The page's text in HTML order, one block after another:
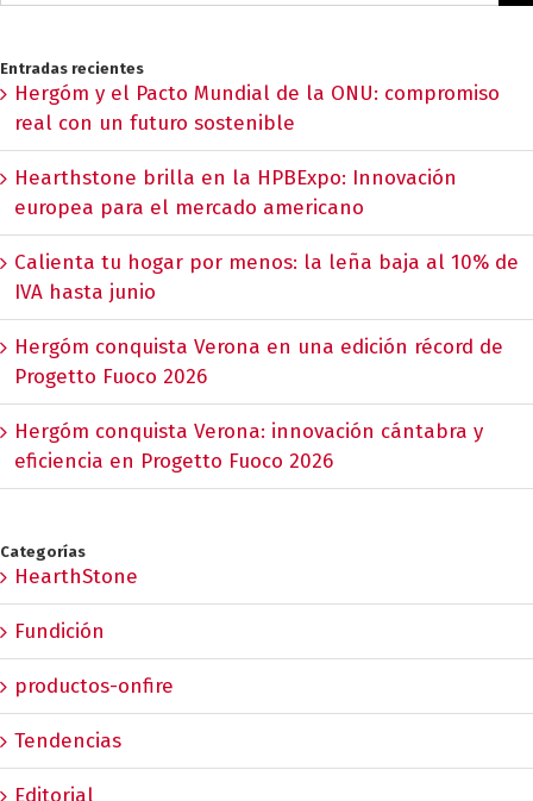
Entradas recientes
Hergóm y el Pacto Mundial de la ONU: compromiso
real con un futuro sostenible
Hearthstone brilla en la HPBExpo: Innovación
europea para el mercado americano
Calienta tu hogar por menos: la leña baja al 10% de
IVA hasta junio
Hergóm conquista Verona en una edición récord de
Progetto Fuoco 2026
Hergóm conquista Verona: innovación cántabra y
eficiencia en Progetto Fuoco 2026
Categorías
HearthStone
Fundición
productos-onfire
Tendencias
Editorial